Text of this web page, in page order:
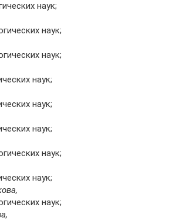
наук;
наук;
наук;
наук;
наук;
наук;
наук;
наук;
наук;